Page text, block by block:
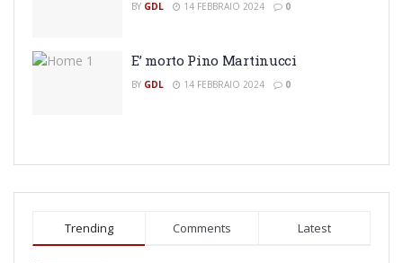
BY GDL 14 FEBBRAIO 2024 0
E’ morto Pino Martinucci
BY GDL 14 FEBBRAIO 2024 0
Trending Comments Latest